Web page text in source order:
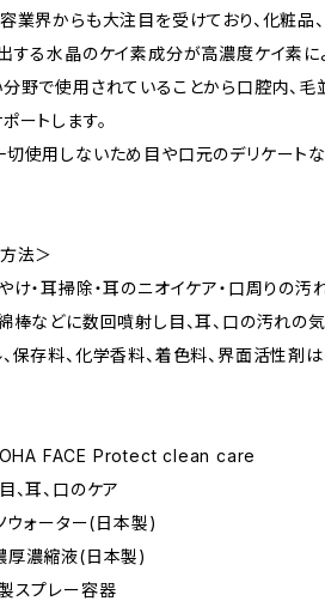
業界からも大注目を受けており、化粧品
する水晶のケイ素成分が高濃度ケイ素
野で使用されていることから口腔内、
ートします。
使用しないため目や口元のデリケート
法＞
け・耳掃除・耳のニオイケア・口周りの汚
棒などに数回噴射し目、耳、口の汚れの
保存料、化学香料、着色料、界面活性剤は
FACE Protect clean care
、耳、口のケア
ウォーター(日本製)
縮液(日本製)
スプレー容器